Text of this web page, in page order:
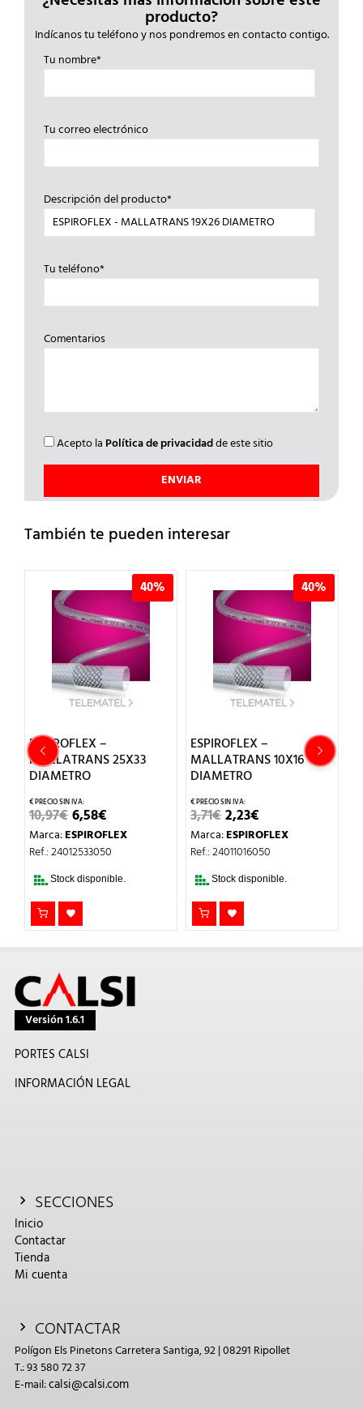
producto?
Indícanos tu teléfono y nos pondremos en contacto contigo.
Tu nombre*
Tu correo electrónico
Descripción del producto*
Tu teléfono*
Comentarios
Acepto la Política de privacidadde este sitio
También te pueden interesar
40%
ESPIROFLEX –
MALLATRANS 25X33
DIAMETRO
10,97€EL
PRECIO
ORIGINAL
ERA:
6,58€PRECIO
ACTUAL
ES:
Marca:ESPIROFLEX
Ref.: 24012533050
Stock disponible.
40%
ESPIROFLEX –
MALLATRANS 10X16
DIAMETRO
3,71€EL
PRECIO
ORIGINAL
ERA:
2,23€PRECIO
ACTUAL
ES:
Marca:ESPIROFLEX
Ref.: 24011016050
Stock disponible.
Versión 1.6.1
PORTES CALSI
INFORMACIÓN LEGAL
SECCIONES
Inicio
Contactar
Tienda
Mi cuenta
CONTACTAR
Polígon Els Pinetons Carretera Santiga, 92 | 08291 Ripollet
T.: 93 580 72 37
E-mail:calsi@calsi.com